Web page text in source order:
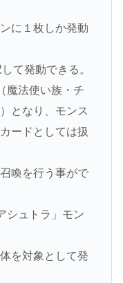
に１枚しか発動
て発動できる。
魔法使い族・チ
となり、モンス
ードとしては扱
喚を行う事がで
シュトラ」モン
を対象として発